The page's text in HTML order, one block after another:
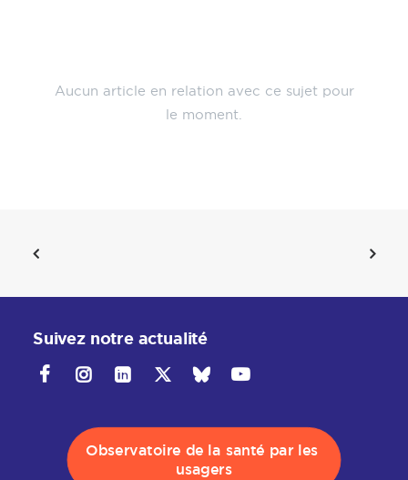
Aucun article en relation avec ce sujet pour
le moment.
Suivez notre actualité
Observatoire de la santé par les
usagers